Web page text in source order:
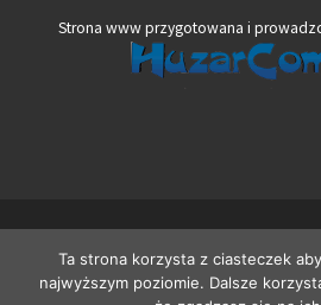
Strona www przygotowana i
Oparte naWP – Zaprojektowano z
Ta strona korzysta z ciasteczek
najwyższym poziomie. Dalsze